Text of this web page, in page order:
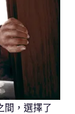
間，選擇了